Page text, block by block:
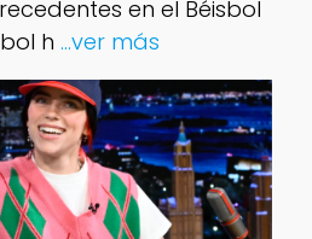
en el Béisbol
h ...ver más